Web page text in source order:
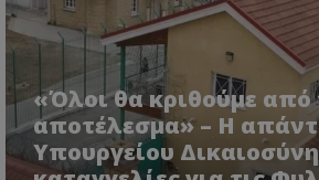
«Όλοι θα κριθούμε από
αποτέλεσμα» – Η
Υπουργείου